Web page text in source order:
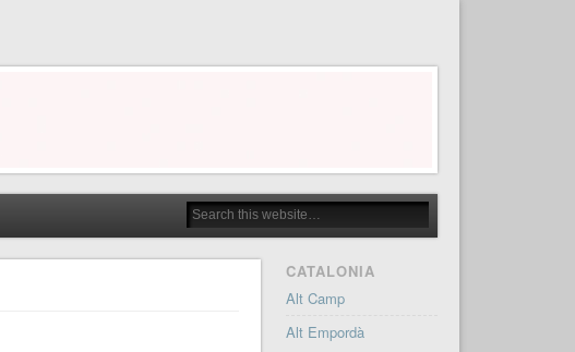
CATALONIA
Alt Camp
Alt Empordà